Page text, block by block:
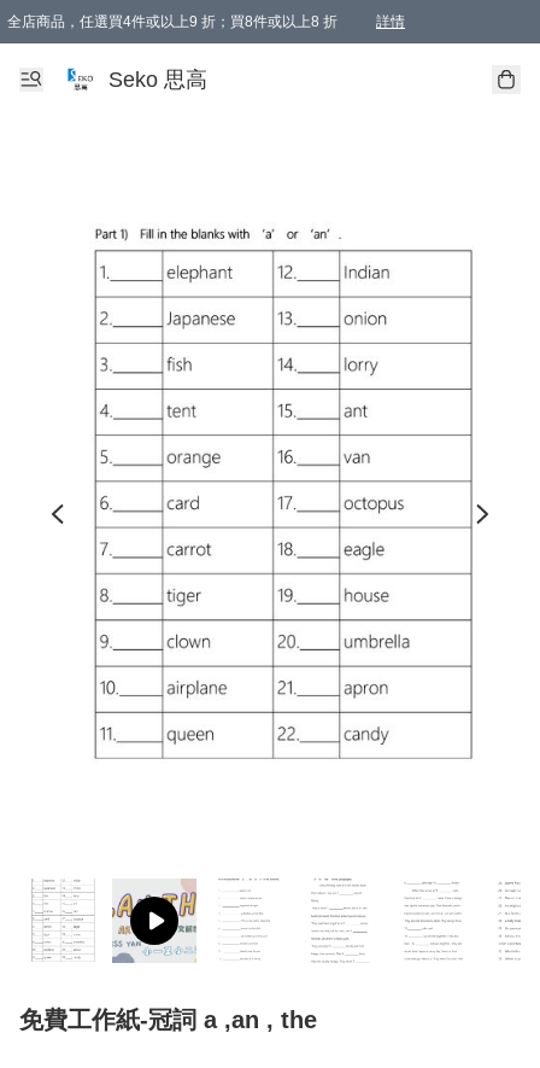
全店商品，任選買4件或以上9 折；買8件或以上8 折 詳情
新會員首次購物即享全單 95 折優惠！
購物滿198, 全單免運
Seko 思高
免費工作紙-冠詞 a ,an , the